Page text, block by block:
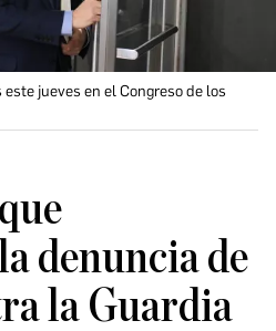
jueves en el Congreso de los
denuncia de
la Guardia